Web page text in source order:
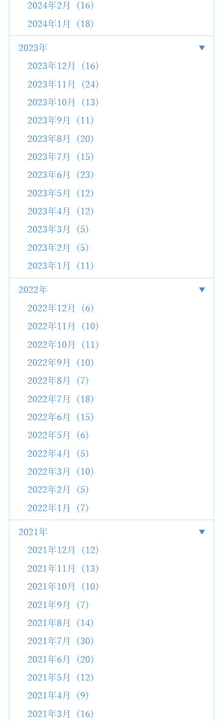
2024年2月 (16)
2024年1月 (18)
2023年
2023年12月 (16)
2023年11月 (24)
2023年10月 (13)
2023年9月 (11)
2023年8月 (20)
2023年7月 (15)
2023年6月 (23)
2023年5月 (12)
2023年4月 (12)
2023年3月 (5)
2023年2月 (5)
2023年1月 (11)
2022年
2022年12月 (6)
2022年11月 (10)
2022年10月 (11)
2022年9月 (10)
2022年8月 (7)
2022年7月 (18)
2022年6月 (15)
2022年5月 (6)
2022年4月 (5)
2022年3月 (10)
2022年2月 (5)
2022年1月 (7)
2021年
2021年12月 (12)
2021年11月 (13)
2021年10月 (10)
2021年9月 (7)
2021年8月 (14)
2021年7月 (30)
2021年6月 (20)
2021年5月 (12)
2021年4月 (9)
2021年3月 (16)